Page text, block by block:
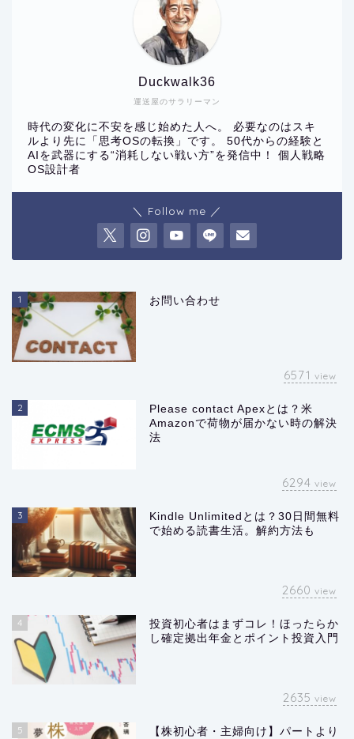
運送屋のサラリーマン
Duckwalk36
時代の変化に不安を感じ始めた人へ。 必要なのはスキ
ルより先に「思考OSの転換」です。 50代からの経験と
AIを武器にする“消耗しない戦い方”を発信中！ 個人戦略
OS設計者
＼ Follow me ／
1 お問い合わせ
6571 view
2
Please contact Apexとは？米
Amazonで荷物が届かない時の解決
法
6294 view
3
Kindle Unlimitedとは？30日間無料
で始める読書生活。解約方法も
2660 view
4
投資初心者はまずコレ！ほったらか
し確定拠出年金とポイント投資入門
2635 view
5
【株初心者・主婦向け】パートより